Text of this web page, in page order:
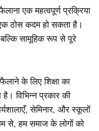
एक महत्वपूर्ण प्रक्रिया
ठोस कदम हो सकता है।
सामूहिक रूप से पूरे
के लिए शिक्षा का
विभिन्न प्रकार की
सेमिनार, और स्कूलों
से, हम समाज के लोगों को